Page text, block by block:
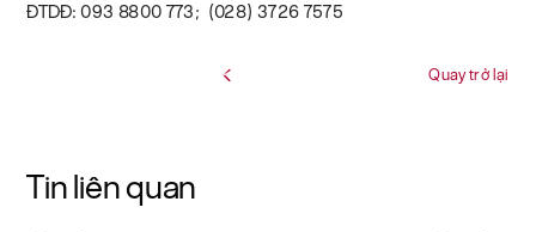
ĐTDĐ: 093 8800 773; (028) 3726 7575
Quay trở lại
Tin liên quan